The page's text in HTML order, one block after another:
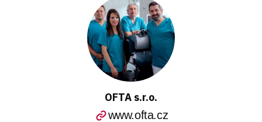
OFTA s.r.o.
www.ofta.cz